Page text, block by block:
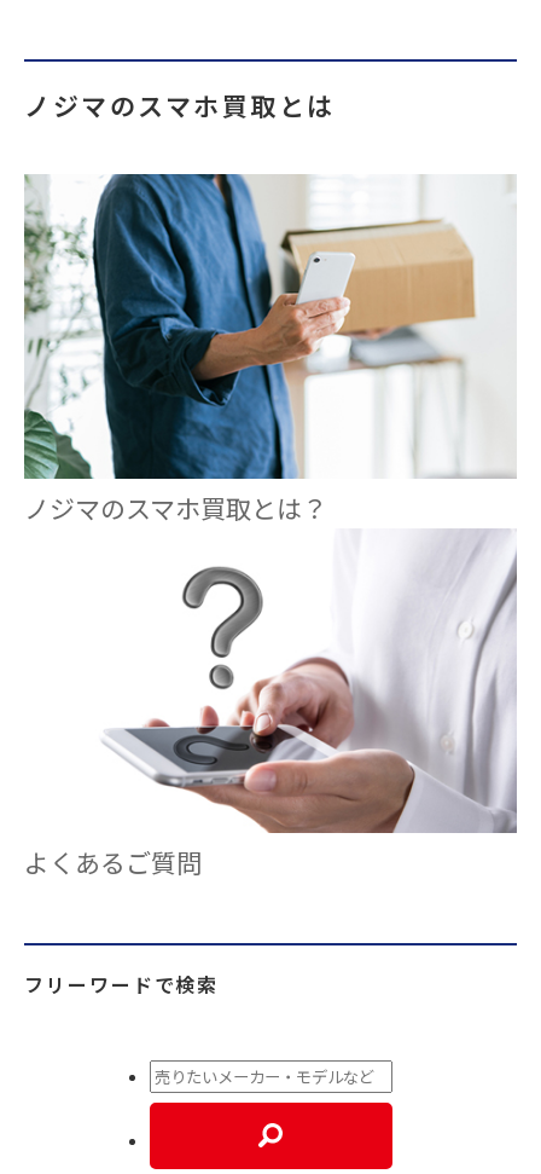
ノジマのスマホ買取とは
ノジマのスマホ買取とは？
よくあるご質問
フリーワードで検索